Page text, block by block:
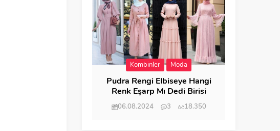
Kombinler Moda
Pudra Rengi Elbiseye Hangi
Renk Eşarp Mı Dedi Birisi
06.08.2024 3 18.350